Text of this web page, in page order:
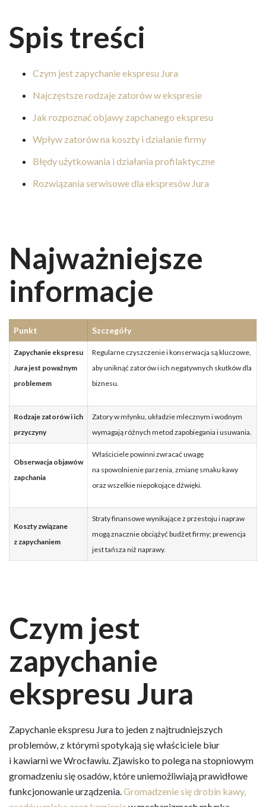
Spis treści
Czym jest zapychanie ekspresu Jura
Najczęstsze rodzaje zatorów w ekspresie
Jak rozpoznać objawy zapchanego ekspresu
Wpływ zatorów na koszty i działanie firmy
Błędy użytkowania i działania profilaktyczne
Rozwiązania serwisowe dla ekspresów Jura
Najważniejsze
informacje
Punkt Szczegóły
Zapychanie ekspresu
Jura jest poważnym
problemem
Regularne czyszczenie i konserwacja są kluczowe,
aby uniknąć zatorów i ich negatywnych skutków dla
biznesu.
Rodzaje zatorów i ich
przyczyny
Zatory w młynku, układzie mlecznym i wodnym
wymagają różnych metod zapobiegania i usuwania.
Obserwacja objawów
zapchania
Właściciele powinni zwracać uwagę
na spowolnienie parzenia, zmianę smaku kawy
oraz wszelkie niepokojące dźwięki.
Koszty związane
z zapychaniem
Straty finansowe wynikające z przestoju i napraw
mogą znacznie obciążyć budżet firmy; prewencja
jest tańsza niż naprawy.
Czym jest
zapychanie
ekspresu Jura
Zapychanie ekspresu Jura to jeden z najtrudniejszych
problemów, z którymi spotykają się właściciele biur
i kawiarni we Wrocławiu. Zjawisko to polega na stopniowym
gromadzeniu się osadów, które uniemożliwiają prawidłowe
funkcjonowanie urządzenia.Gromadzenie się drobin kawy,